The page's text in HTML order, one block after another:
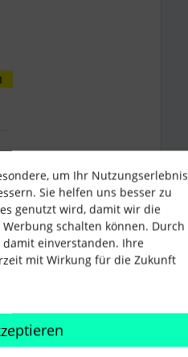
rechts
um Ihr Nutzungserlebnis
Sie helfen uns besser zu
genutzt wird, damit wir die
schalten können. Durch
einverstanden. Ihre
mit Wirkung für die Zukunft